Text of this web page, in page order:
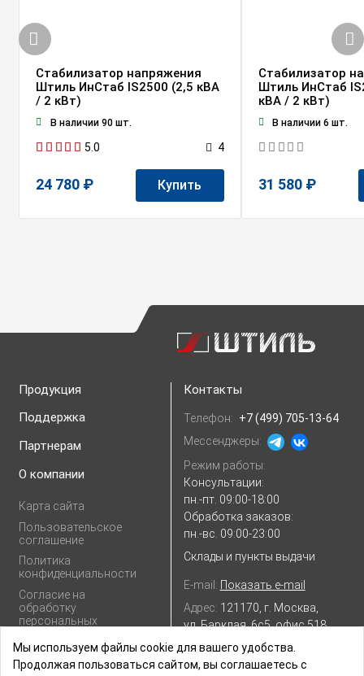
Стабилизатор напряжения
Штиль ИнСтаб IS2500 (2,5 кВА
/ 2 кВт)
В наличии 90 шт.
5.0 4
24 780 ₽ Купить
Стабилизатор
Штиль ИнСтаб
кВА / 2 кВт)
В наличии 6 шт.
31 580 ₽
Продукция
Поддержка
Партнерам
О компании
Карта сайта
Пользовательское
соглашение
Политика
конфиденциальности
Согласие на
обработку
персональных
Контакты
Телефон: +7 (499) 705-13-64
Мессенджеры:
Режим работы:
Консультации:
пн.-пт. 09:00-18:00
Обработка заказов:
пн.-вс. 09:00-23:00
Склады и пункты выдачи
E-mail: Показать e-mail
Адрес: 121170, г. Москва,
ул. Барклая, 6с5, офис 518
Посмотреть на
Мы используем файлы cookie для вашего удобства.
Продолжая пользоваться сайтом, вы соглашаетесь с